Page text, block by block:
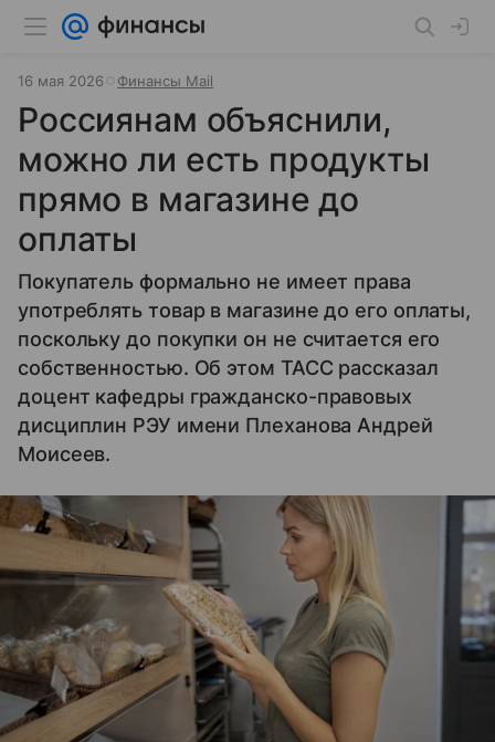
16 мая 2026 Финансы Mail
Россиянам объяснили,
можно ли есть продукты
прямо в магазине до
оплаты
Покупатель формально не имеет права
употреблять товар в магазине до его оплаты,
поскольку до покупки он не считается его
собственностью. Об этом ТАСС рассказал
доцент кафедры гражданско-правовых
дисциплин РЭУ имени Плеханова Андрей
Моисеев.